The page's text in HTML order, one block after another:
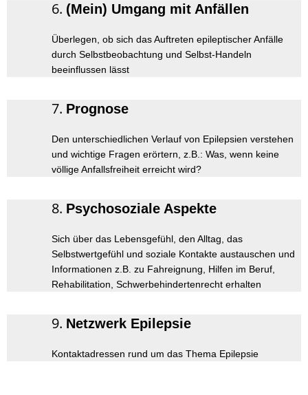
(Mein) Umgang mit Anfällen
Überlegen, ob sich das Auftreten epileptischer Anfälle
durch Selbstbeobachtung und Selbst-Handeln
beeinflussen lässt
Prognose
Den unterschiedlichen Verlauf von Epilepsien verstehen
und wichtige Fragen erörtern, z.B.: Was, wenn keine
völlige Anfallsfreiheit erreicht wird?
Psychosoziale Aspekte
Sich über das Lebensgefühl, den Alltag, das
Selbstwertgefühl und soziale Kontakte austauschen und
Informationen z.B. zu Fahreignung, Hilfen im Beruf,
Rehabilitation, Schwerbehindertenrecht erhalten
Netzwerk Epilepsie
Kontaktadressen rund um das Thema Epilepsie